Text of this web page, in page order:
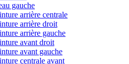
gauche
arrière centrale
arrière droit
arrière gauche
avant droit
avant gauche
centrale avant